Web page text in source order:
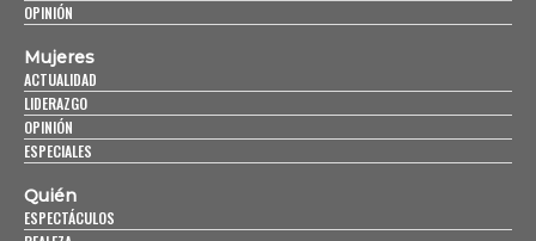
OPINIÓN
Mujeres
ACTUALIDAD
LIDERAZGO
OPINIÓN
ESPECIALES
Quién
ESPECTÁCULOS